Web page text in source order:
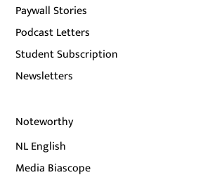
Paywall Stories
Podcast Letters
Student Subscription
Newsletters
Noteworthy
NL English
Media Biascope